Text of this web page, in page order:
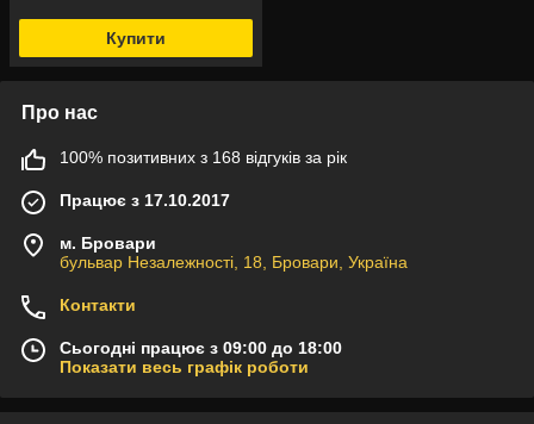
Купити
Про нас
100% позитивних з 168 відгуків за рік
Працює з 17.10.2017
м. Бровари
бульвар Незалежності, 18, Бровари, Україна
Контакти
Сьогодні працює з 09:00 до 18:00
Показати весь графік роботи